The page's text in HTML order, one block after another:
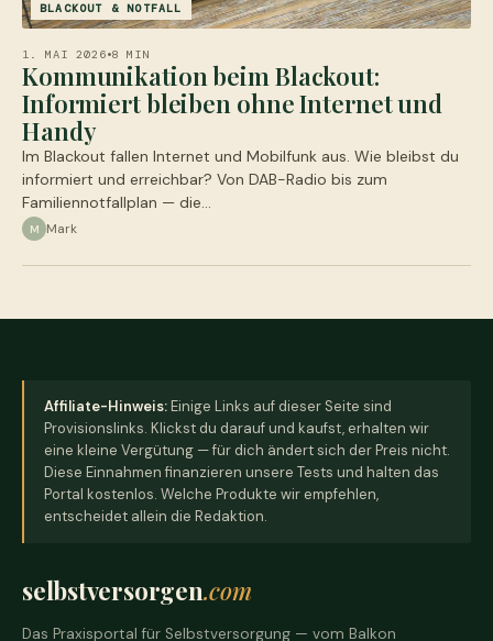
BLACKOUT & NOTFALL
1. MAI 2026 8 MIN
Kommunikation beim Blackout:
Informiert bleiben ohne Internet und
Handy
Im Blackout fallen Internet und Mobilfunk aus. Wie bleibst du
informiert und erreichbar? Von DAB-Radio bis zum
Familiennotfallplan — die…
M Mark
Affiliate-Hinweis:Einige Links auf dieser Seite sind
Provisionslinks. Klickst du darauf und kaufst, erhalten wir
eine kleine Vergütung — für dich ändert sich der Preis nicht.
Diese Einnahmen finanzieren unsere Tests und halten das
Portal kostenlos. Welche Produkte wir empfehlen,
entscheidet allein die Redaktion.
selbstversorgen.com
Das Praxisportal für Selbstversorgung — vom Balkon